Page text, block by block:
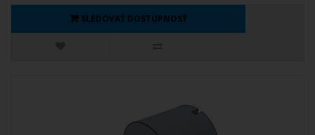
SLEDOVAŤ DOSTUPNOSŤ